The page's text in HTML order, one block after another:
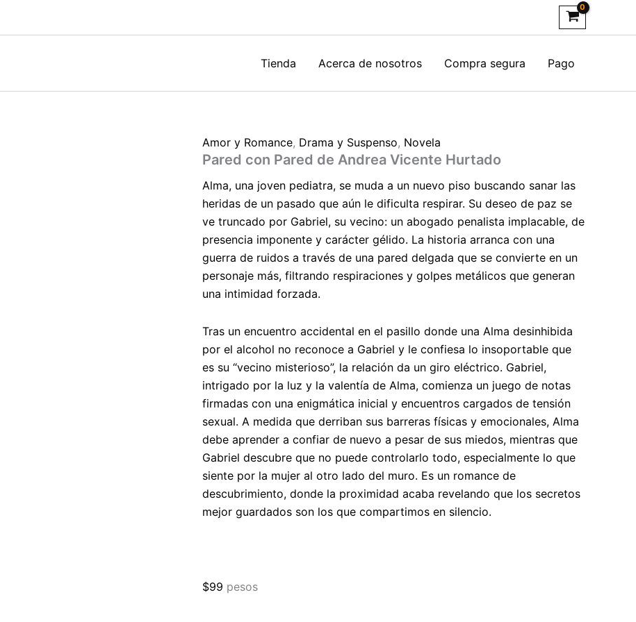
Tienda Acerca de nosotros Compra segura Pago
Amor y Romance, Drama y Suspenso, Novela
Pared con Pared de Andrea Vicente Hurtado
Alma, una joven pediatra, se muda a un nuevo piso buscando sanar las
heridas de un pasado que aún le dificulta respirar. Su deseo de paz se
ve truncado por Gabriel, su vecino: un abogado penalista implacable, de
presencia imponente y carácter gélido. La historia arranca con una
guerra de ruidos a través de una pared delgada que se convierte en un
personaje más, filtrando respiraciones y golpes metálicos que generan
una intimidad forzada.
Tras un encuentro accidental en el pasillo donde una Alma desinhibida
por el alcohol no reconoce a Gabriel y le confiesa lo insoportable que
es su “vecino misterioso”, la relación da un giro eléctrico. Gabriel,
intrigado por la luz y la valentía de Alma, comienza un juego de notas
firmadas con una enigmática inicial y encuentros cargados de tensión
sexual. A medida que derriban sus barreras físicas y emocionales, Alma
debe aprender a confiar de nuevo a pesar de sus miedos, mientras que
Gabriel descubre que no puede controlarlo todo, especialmente lo que
siente por la mujer al otro lado del muro. Es un romance de
descubrimiento, donde la proximidad acaba revelando que los secretos
mejor guardados son los que compartimos en silencio.
$99 pesos
cantidad